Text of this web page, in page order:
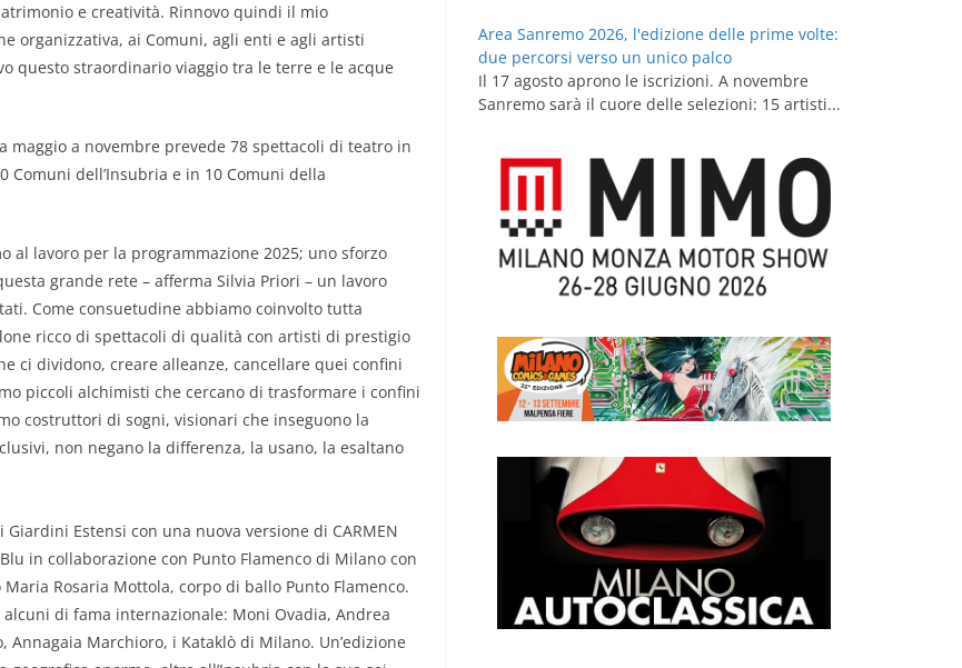
e creatività. Rinnovo quindi il mio
organizzativa, ai Comuni, agli enti e agli artisti
questo straordinario viaggio tra le terre e le acque
maggio a novembre prevede 78 spettacoli di teatro in
dell’Insubria e in 10 Comuni della
al lavoro per la programmazione 2025; uno sforzo
grande rete – afferma Silvia Priori – un lavoro
Come consuetudine abbiamo coinvolto tutta
ricco di spettacoli di qualità con artisti di prestigio
ci dividono, creare alleanze, cancellare quei confini
piccoli alchimisti che cercano di trasformare i confini
costruttori di sogni, visionari che inseguono la
non negano la differenza, la usano, la esaltano
Estensi con una nuova versione di CARMEN
in collaborazione con Punto Flamenco di Milano con
Rosaria Mottola, corpo di ballo Punto Flamenco.
di fama internazionale: Moni Ovadia, Andrea
Annagaia Marchioro, i Kataklò di Milano. Un’edizione
Area Sanremo 2026, l'edizione delle prime volte:
due percorsi verso un unico palco
Il 17 agosto aprono le iscrizioni. A novembre
Sanremo sarà il cuore delle selezioni: 15 artisti...